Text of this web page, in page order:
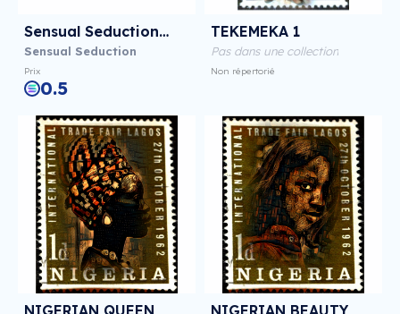
Sensual Seduction##3
Sensual Seduction
Prix
0.5
TEKEMEKA 1
Pas dans une collection
Non répertorié
NIGERIAN QUEEN NIGERIAN BEAUTY